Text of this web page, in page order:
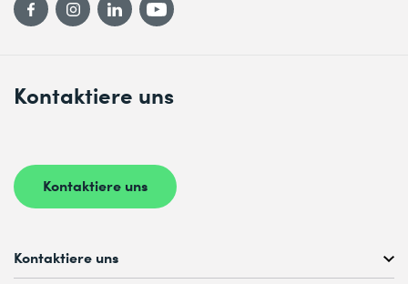
Kontaktiere uns
Kontaktiere uns
Kontaktiere uns